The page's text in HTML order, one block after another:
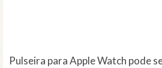
Pulseira para Apple Watch pode